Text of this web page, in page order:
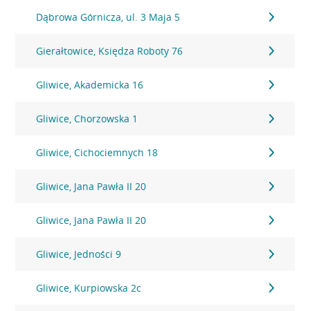
Dąbrowa Górnicza, ul. 3 Maja 5
Gierałtowice, Księdza Roboty 76
Gliwice, Akademicka 16
Gliwice, Chorzowska 1
Gliwice, Cichociemnych 18
Gliwice, Jana Pawła II 20
Gliwice, Jana Pawła II 20
Gliwice, Jedności 9
Gliwice, Kurpiowska 2c